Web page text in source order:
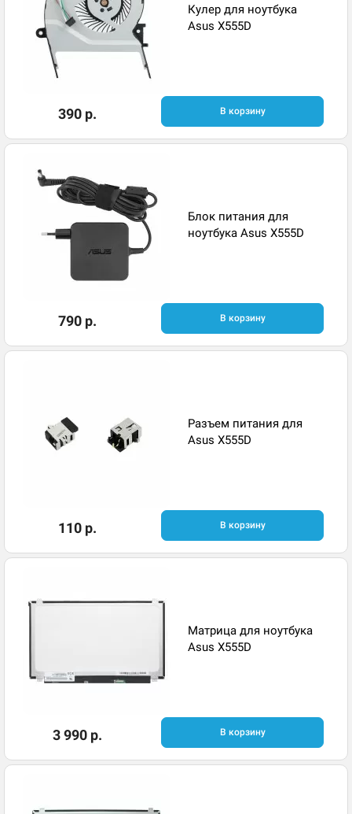
Кулер для ноутбука
Asus X555D
390 р. В корзину
Блок питания для
ноутбука Asus X555D
790 р. В корзину
Разъем питания для
Asus X555D
110 р. В корзину
Матрица для ноутбука
Asus X555D
3 990 р. В корзину